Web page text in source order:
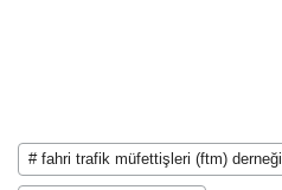
# fahri trafik müfettişleri (ftm) derneği